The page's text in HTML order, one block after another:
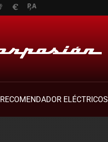
RECOMENDADOR ELÉCTRICOS